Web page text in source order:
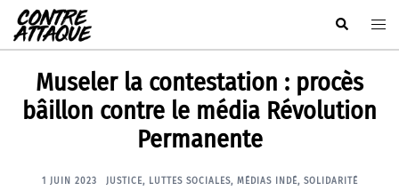
Aller
au
contenu
Rechercher
Museler la contestation : procès
bâillon contre le média Révolution
Permanente
1 JUIN 2023 JUSTICE, LUTTES SOCIALES, MÉDIAS INDÉ, SOLIDARITÉ